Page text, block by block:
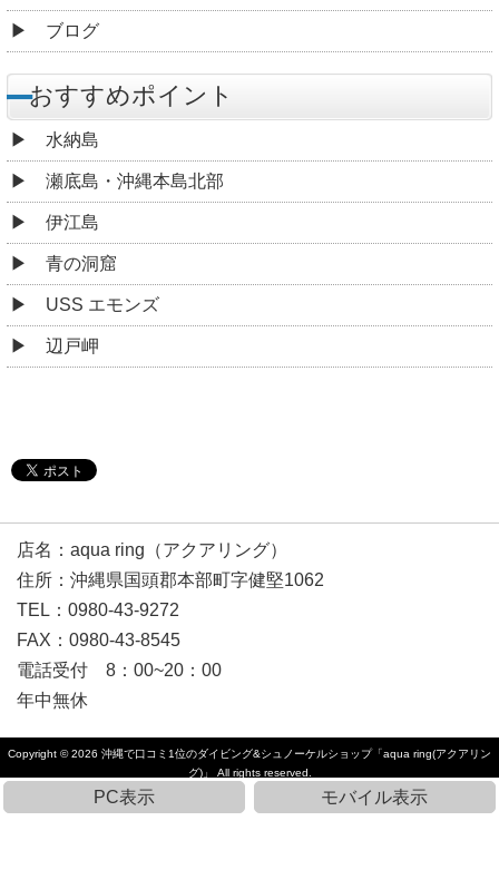
ブログ
おすすめポイント
水納島
瀬底島・沖縄本島北部
伊江島
青の洞窟
USS エモンズ
辺戸岬
店名：aqua ring（アクアリング）
住所：沖縄県国頭郡本部町字健堅1062
TEL：0980-43-9272
FAX：0980-43-8545
電話受付 8：00~20：00
年中無休
Copyright © 2026 沖縄で口コミ1位のダイビング&シュノーケルショップ「aqua ring(アクアリン
グ)」
All rights reserved.
PC表示 モバイル表示